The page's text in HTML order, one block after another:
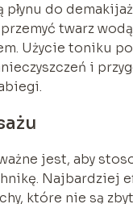
płynu do
twarz
Użycie toniku
i
jest, aby
Najbardziej
które nie są